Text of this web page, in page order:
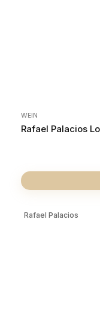
WEIN
Rafael Palacios
Rafael Palacios